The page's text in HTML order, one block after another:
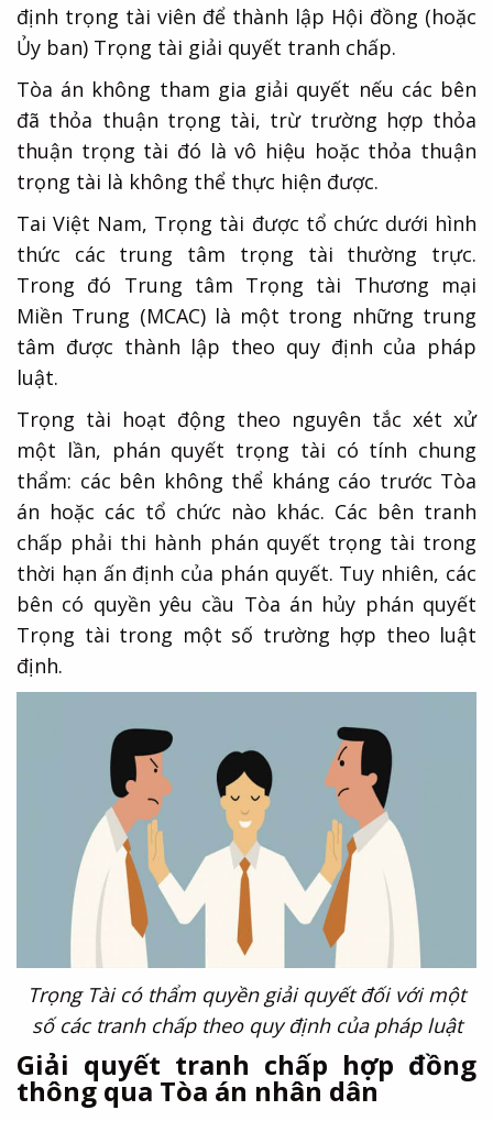
định trọng tài viên để thành lập Hội đồng (hoặc
Ủy ban) Trọng tài giải quyết tranh chấp.
Tòa án không tham gia giải quyết nếu các bên
đã thỏa thuận trọng tài, trừ trường hợp thỏa
thuận trọng tài đó là vô hiệu hoặc thỏa thuận
trọng tài là không thể thực hiện được.
Tai Việt Nam, Trọng tài được tổ chức dưới hình
thức các trung tâm trọng tài thường trực.
Trong đó Trung tâm Trọng tài Thương mại
Miền Trung (MCAC) là một trong những trung
tâm được thành lập theo quy định của pháp
luật.
Trọng tài hoạt động theo nguyên tắc xét xử
một lần, phán quyết trọng tài có tính chung
thẩm: các bên không thể kháng cáo trước Tòa
án hoặc các tổ chức nào khác. Các bên tranh
chấp phải thi hành phán quyết trọng tài trong
thời hạn ấn định của phán quyết. Tuy nhiên, các
bên có quyền yêu cầu Tòa án hủy phán quyết
Trọng tài trong một số trường hợp theo luật
định.
Trọng Tài có thẩm quyền giải quyết đối với một
số các tranh chấp theo quy định của pháp luật
Giải quyết tranh chấp hợp đồng
thông qua Tòa án nhân dân